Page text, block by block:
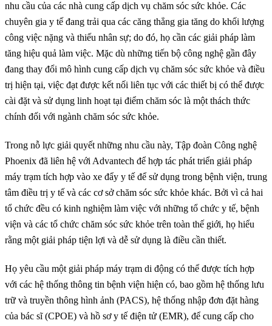
nhu cầu của các nhà cung cấp dịch vụ chăm sóc sức khỏe. Các
chuyên gia y tế đang trải qua các căng thẳng gia tăng do khối lượng
công việc nặng và thiếu nhân sự; do đó, họ cần các giải pháp làm
tăng hiệu quả làm việc. Mặc dù những tiến bộ công nghệ gần đây
đang thay đổi mô hình cung cấp dịch vụ chăm sóc sức khỏe và điều
trị hiện tại, việc đạt được kết nối liên tục với các thiết bị có thể được
cài đặt và sử dụng linh hoạt tại điểm chăm sóc là một thách thức
chính đối với ngành chăm sóc sức khỏe.
Trong nỗ lực giải quyết những nhu cầu này, Tập đoàn Công nghệ
Phoenix đã liên hệ với Advantech để hợp tác phát triển giải pháp
máy trạm tích hợp vào xe đẩy y tế để sử dụng trong bệnh viện, trung
tâm điều trị y tế và các cơ sở chăm sóc sức khỏe khác. Bởi vì cả hai
tổ chức đều có kinh nghiệm làm việc với những tổ chức y tế, bệnh
viện và các tổ chức chăm sóc sức khỏe trên toàn thế giới, họ hiểu
rằng một giải pháp tiện lợi và dễ sử dụng là điều cần thiết.
Họ yêu cầu một giải pháp máy trạm di động có thể được tích hợp
với các hệ thống thông tin bệnh viện hiện có, bao gồm hệ thống lưu
trữ và truyền thông hình ảnh (PACS), hệ thống nhập đơn đặt hàng
của bác sĩ (CPOE) và hồ sơ y tế điện tử (EMR), để cung cấp cho